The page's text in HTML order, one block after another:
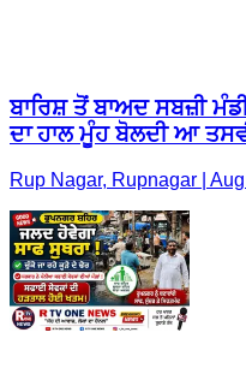
ਬਾਰਿਸ਼ ਤੋਂ ਬਾਅਦ ਸਬਜ਼ੀ
ਦਾ ਹਾਲ ਮੂੰਹ ਬੋਲਦੀ ਆ
Rup Nagar, Rupnagar |